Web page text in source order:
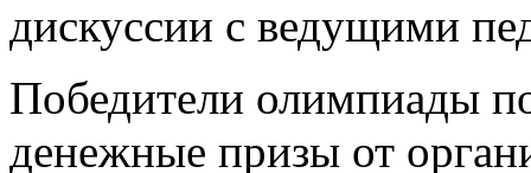
дискуссии с ведущими
Победители олимпиады
денежные призы от